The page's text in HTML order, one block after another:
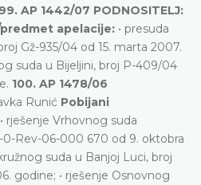
99. AP 1442/07 PODNOSITELJ:
apelacije: • presuda
Gž-935/04 od 15. marta 2007.
suda u Bijeljini, broj P-409/04
100. AP 1478/06
Runić Pobijani
• rješenje Vrhovnog suda
0-Rev-06-000 670 od 9. oktobra
suda u Banjoj Luci, broj
godine; • rješenje Osnovnog